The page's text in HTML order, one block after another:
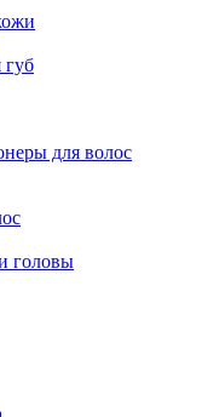
губ
для волос
головы